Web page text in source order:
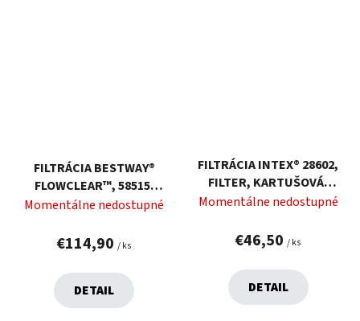
FILTRÁCIA BESTWAY®
FLOWCLEAR™, 58515,
PIESKOVÁ, NA BAZÉN,
Momentálne nedostupné
€114,90 / ks
DETAIL
FILTRÁCIA INTEX® 28602,
FILTER, KARTUŠOVÁ,
1250L/HOD
Momentálne nedostupné
€46,50 / ks
DETAIL